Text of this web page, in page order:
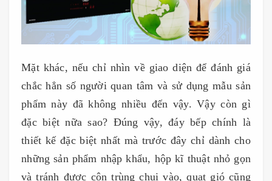
Mặt khác, nếu chỉ nhìn về giao diện để đánh giá
chắc hẳn số người quan tâm và sử dụng mẫu sản
phẩm này đã không nhiều đến vậy. Vậy còn gì
đặc biệt nữa sao? Đúng vậy, đáy bếp chính là
thiết kế đặc biệt nhất mà trước đây chỉ dành cho
những sản phẩm nhập khẩu, hộp kĩ thuật nhỏ gọn
và tránh được côn trùng chui vào, quạt gió cũng